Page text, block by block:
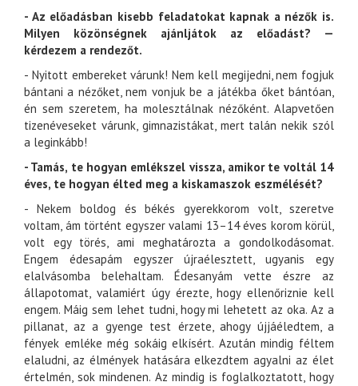
- Az előadásban kisebb feladatokat kapnak a nézők is.
Milyen közönségnek ajánljátok az előadást? —
kérdezem a rendezőt.
- Nyitott embereket várunk! Nem kell megijedni, nem fogjuk
bántani a nézőket, nem vonjuk be a játékba őket bántóan,
én sem szeretem, ha molesztálnak nézőként. Alapvetően
tizenéveseket várunk, gimnazistákat, mert talán nekik szól
a leginkább!
- Tamás, te hogyan emlékszel vissza, amikor te voltál 14
éves, te hogyan élted meg a kiskamaszok eszmélését?
- Nekem boldog és békés gyerekkorom volt, szeretve
voltam, ám történt egyszer valami 13–14 éves korom körül,
volt egy törés, ami meghatározta a gondolkodásomat.
Engem édesapám egyszer újraélesztett, ugyanis egy
elalvásomba belehaltam. Édesanyám vette észre az
állapotomat, valamiért úgy érezte, hogy ellenőriznie kell
engem. Máig sem lehet tudni, hogy mi lehetett az oka. Az a
pillanat, az a gyenge test érzete, ahogy újjáéledtem, a
fények emléke még sokáig elkísért. Azután mindig féltem
elaludni, az élmények hatására elkezdtem agyalni az élet
értelmén, sok mindenen. Az mindig is foglalkoztatott, hogy